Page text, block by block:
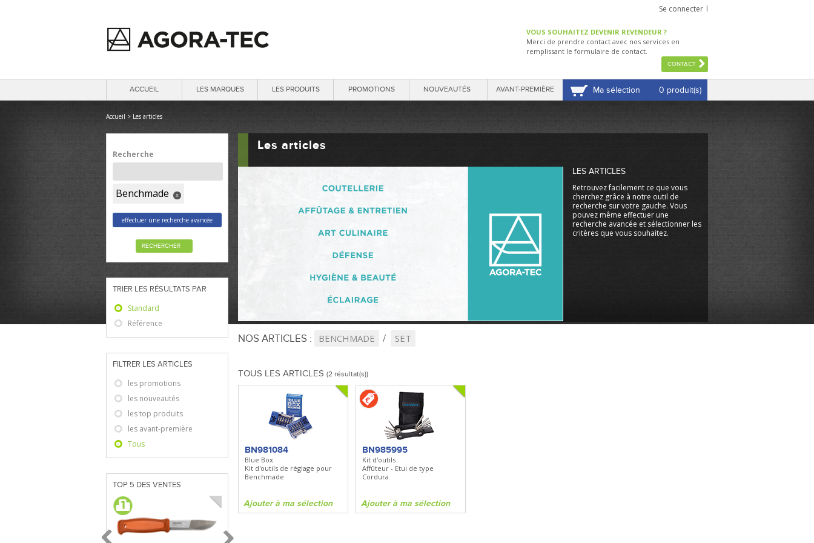
Se connecter
VOUS SOUHAITEZ DEVENIR REVENDEUR ?
Merci de prendre contact avec nos services en
remplissant le formulaire de contact.
CONTACT
ACCUEIL LES MARQUES LES PRODUITS PROMOTIONS NOUVEAUTÉS AVANT-PREMIÈRE Ma sélection 0 produit(s)
Les articles
LES ARTICLES
Retrouvez facilement ce que vous
cherchez grâce à notre outil de
recherche sur votre gauche. Vous
pouvez même effectuer une
recherche avancée et sélectionner les
critères que vous souhaitez.
Accueil > Les articles
Recherche
Benchmade x
effectuer une recherche avancée
RECHERCHER
TRIER LES RÉSULTATS PAR
Standard
Référence
FILTRER LES ARTICLES
les promotions
les nouveautés
les top produits
les avant-première
Tous
TOP 5 DES VENTES
NOS ARTICLES : BENCHMADE SET
TOUS LES ARTICLES (2 résultat(s))
BN981084
Blue Box
Kit d'outils de réglage pour
Benchmade
Ajouter à ma sélection
BN985995
Kit d'outils
Affûteur - Etui de type
Cordura
Ajouter à ma sélection